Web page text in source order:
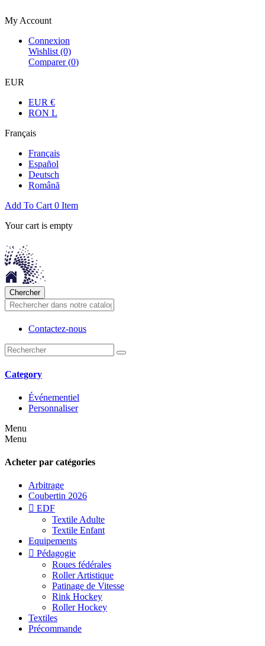
My Account
Connexion
Wishlist (0)
Comparer (0)
EUR
EUR €
RON L
Français
Français
Español
Deutsch
Română
Add To Cart 0 Item
Your cart is empty
Chercher
Contactez-nous
Category
Événementiel
Personnaliser
Menu
Menu
Acheter par catégories
Arbitrage
Coubertin 2026
 EDF
Textile Adulte
Textile Enfant
Equipements
 Pédagogie
Roues fédérales
Roller Artistique
Patinage de Vitesse
Rink Hockey
Roller Hockey
Textiles
Précommande